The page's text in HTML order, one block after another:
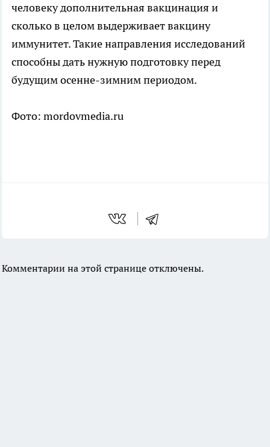
человеку дополнительная вакцинация и
сколько в целом выдерживает вакцину
иммунитет. Такие направления исследований
способны дать нужную подготовку перед
будущим осенне-зимним периодом.
Фото: mordovmedia.ru
Комментарии на этой странице отключены.